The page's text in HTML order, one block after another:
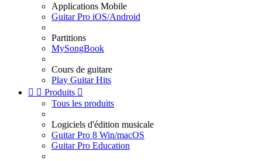
Applications Mobile
Guitar Pro iOS/Android
Partitions
MySongBook
Cours de guitare
Play Guitar Hits
  Produits 
Tous les produits
Logiciels d'édition musicale
Guitar Pro 8 Win/macOS
Guitar Pro Education